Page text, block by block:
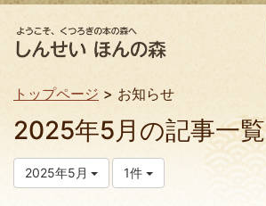
トップページ お知らせ
2025年5月の記事一覧
2025年5月 1件